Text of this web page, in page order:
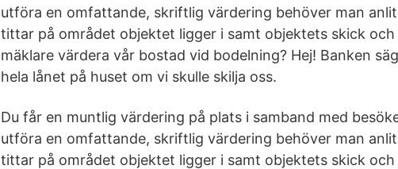
utföra en omfattande, skriftlig värdering behöver man
tittar på området objektet ligger i samt objektets skick
mäklare värdera vår bostad vid bodelning? Hej! Banken
hela lånet på huset om vi skulle skilja oss.
Du får en muntlig värdering på plats i samband med
utföra en omfattande, skriftlig värdering behöver man
tittar på området objektet ligger i samt objektets skick